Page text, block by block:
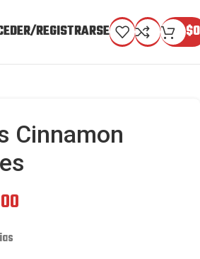
REGISTRARSE $0
Cinnamon